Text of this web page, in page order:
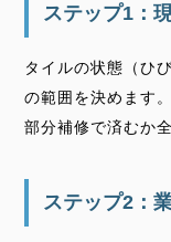
ステップ1：
タイルの状態（ひ
の範囲を決めます。
部分補修で済むか
ステップ2：